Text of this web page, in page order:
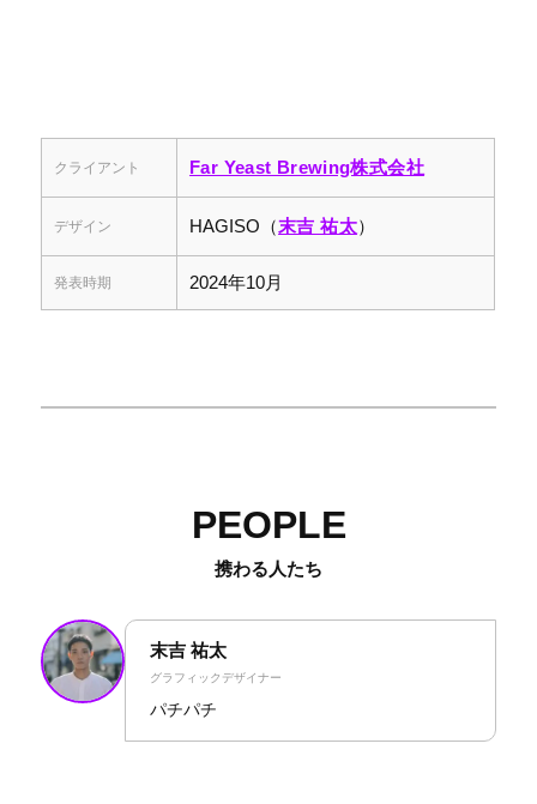
クライアント Far Yeast Brewing株式会社
デザイン HAGISO（末吉 祐太）
発表時期 2024年10月
PEOPLE
携わる人たち
末吉 祐太
グラフィックデザイナー
パチパチ